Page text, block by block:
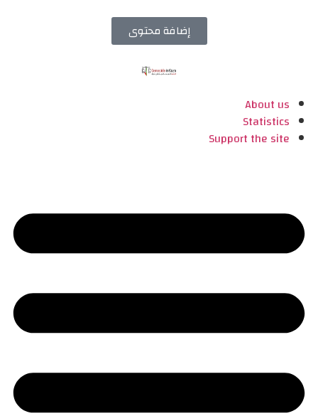
إضافة محتوى
About us
Statistics
Support the site